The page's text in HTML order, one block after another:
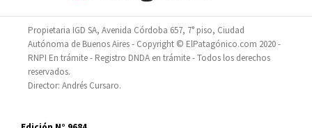
Propietaria IGD SA, Avenida Córdoba 657, 7° piso, Ciudad
Autónoma de Buenos Aires - Copyright © ElPatagónico.com 2020 -
RNPI En trámite - Registro DNDA en trámite - Todos los derechos
reservados.
Director: Andrés Cursaro.